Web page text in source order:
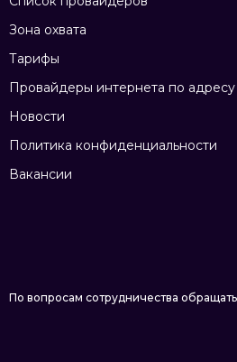
Зона охвата
Тарифы
Провайдеры интернета по адресу
Новости
Политика конфиденциальности
Вакансии
По вопросам сотрудничества